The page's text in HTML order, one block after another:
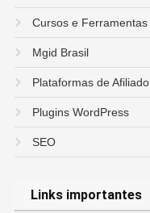
Cursos e Ferramentas
Mgid Brasil
Plataformas de Afiliado
Plugins WordPress
SEO
Links importantes